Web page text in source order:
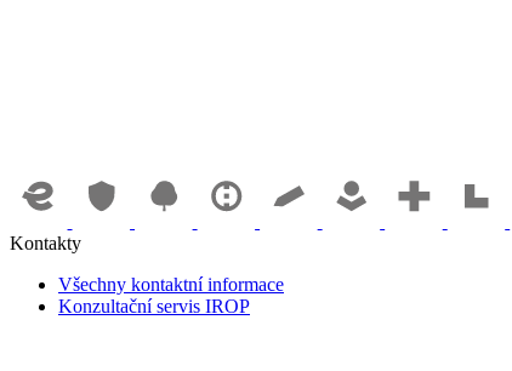
Kontakty
Všechny kontaktní informace
Konzultační servis IROP